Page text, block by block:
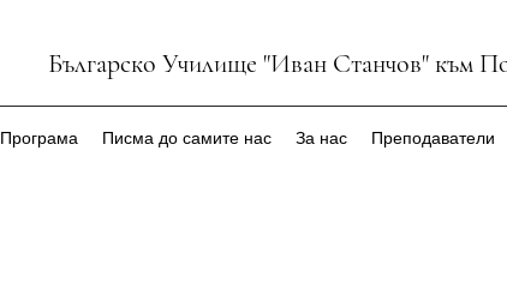
Българско Училище "Иван Станчов" към
Програма Писма до самите нас За нас Преподаватели